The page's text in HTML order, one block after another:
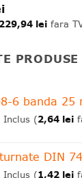
lei fara
PRODUSE
6 banda 25
Inclus (2,64 lei
DIN
Inclus (1,42 lei